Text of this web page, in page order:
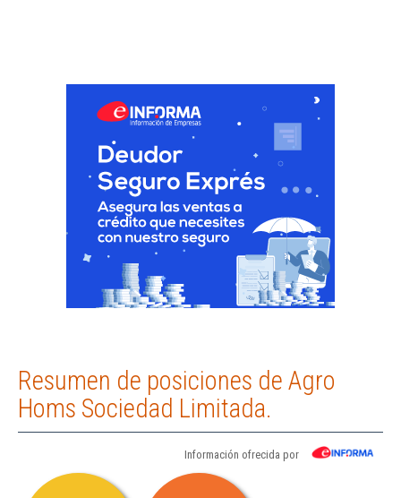
Resumen de posiciones de Agro
Homs Sociedad Limitada.
Información ofrecida por